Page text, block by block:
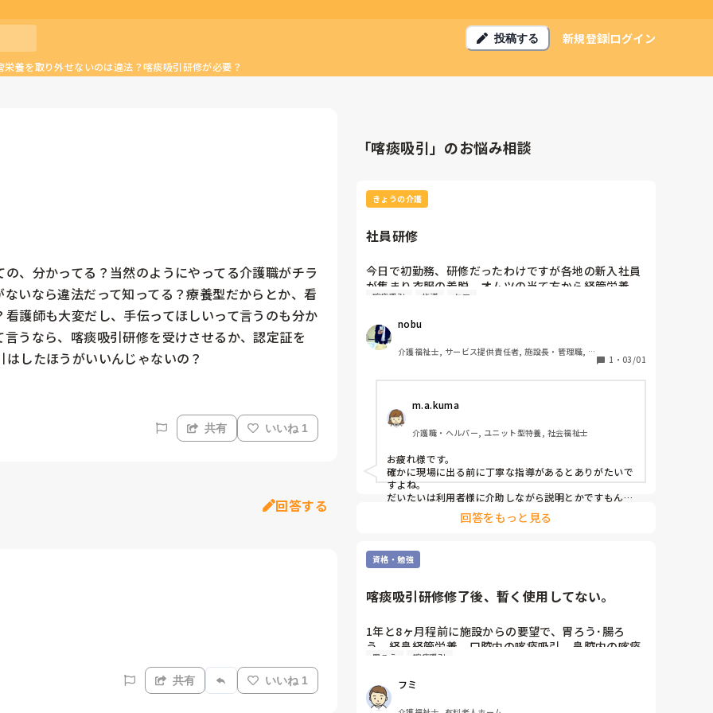
投稿する 新規登録ログイン
栄養を取り外せないのは違法？喀痰吸引研修が必要？
、分かってる？当然のようにやってる介護職がチラ
いなら違法だって知ってる？療養型だからとか、看
護師も大変だし、手伝ってほしいって言うのも分か
うなら、喀痰吸引研修を受けさせるか、認定証を
したほうがいいんじゃないの？
共有 いいね 1
回答する
共有 いいね 1
「喀痰吸引」のお悩み相談
きょうの介護
社員研修
今日で初勤務、研修だったわけですが各地の新入社員
が集まり衣服の着脱、オムツの当て方から経管栄養､
喀痰吸引を看護師､上司が直々に指導してくれまし
自分は基本の復習という形になるけど現場に出る前に
こういう時間を設けてくれるあたり、未経験者にもか
なり親切だなあと思った。
大体の施設はとりあえず現場に出されて見て覚えろで
来週はZoomで自宅で喀痰吸引と経管栄養の研修に実
地研修。実務者研修の演習以来なので3年ぶり。あの
医療的ケアをまたやる日が来るとは😂😂
喀痰吸引 指導 ケア
nobu
介護福祉士, サービス提供責任者, 施設長・管理職, 訪
1 ・ 03/01
m.a.kuma
介護職・ヘルパー, ユニット型特養, 社会福祉士
お疲れ様です。
確かに現場に出る前に丁寧な指導があるとありがたいで
すよね。
だいたいは利用者様に介助しながら説明とかですもん
回答をもっと見る
資格・勉強
喀痰吸引研修修了後、暫く使用してない。
1年と8ヶ月程前に施設からの要望で、胃ろう･腸ろ
う、経鼻経管栄養、口腔内の喀痰吸引、鼻腔内の喀痰
吸引を修了しました。
の事でしたが、今までそういう利用者がいませんでし
た。
胃ろう 喀痰吸引
フミ